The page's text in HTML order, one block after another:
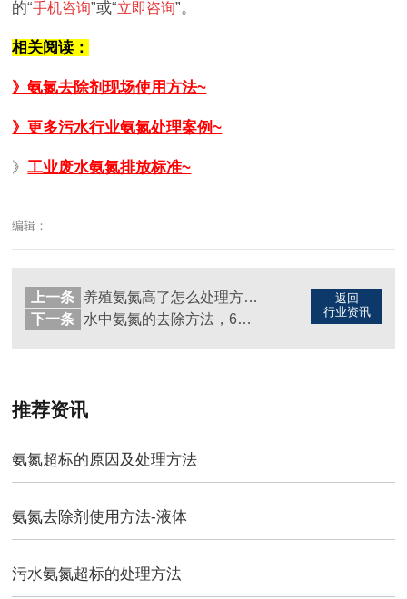
的“手机咨询”或“立即咨询”。
相关阅读：
》氨氮去除剂现场使用方法~
》更多污水行业氨氮处理案例~
》工业废水氨氮排放标准~
编辑：
返回
行业资讯
上一条
养殖氨氮高了怎么处理方法（图）
下一条
水中氨氮的去除方法，6分钟达标（图）
推荐资讯
氨氮超标的原因及处理方法
氨氮去除剂使用方法-液体
污水氨氮超标的处理方法